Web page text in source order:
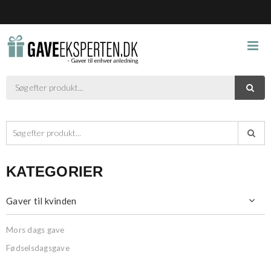



KATEGORIER
Gaver til kvinden 
Mors dags gave
Fødselsdagsgave